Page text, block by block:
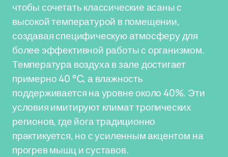
чтобы сочетать классические асаны с
высокой температурой в помещении,
создавая специфическую атмосферу для
более эффективной работы с организмом.
Температура воздуха в зале достигает
примерно 40 °C, а влажность
поддерживается на уровне около 40%. Эти
условия имитируют климат тропических
регионов, где йога традиционно
практикуется, но с усиленным акцентом на
прогрев мышц и суставов.